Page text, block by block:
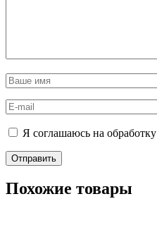
Я соглашаюсь на обработку
Похожие товары